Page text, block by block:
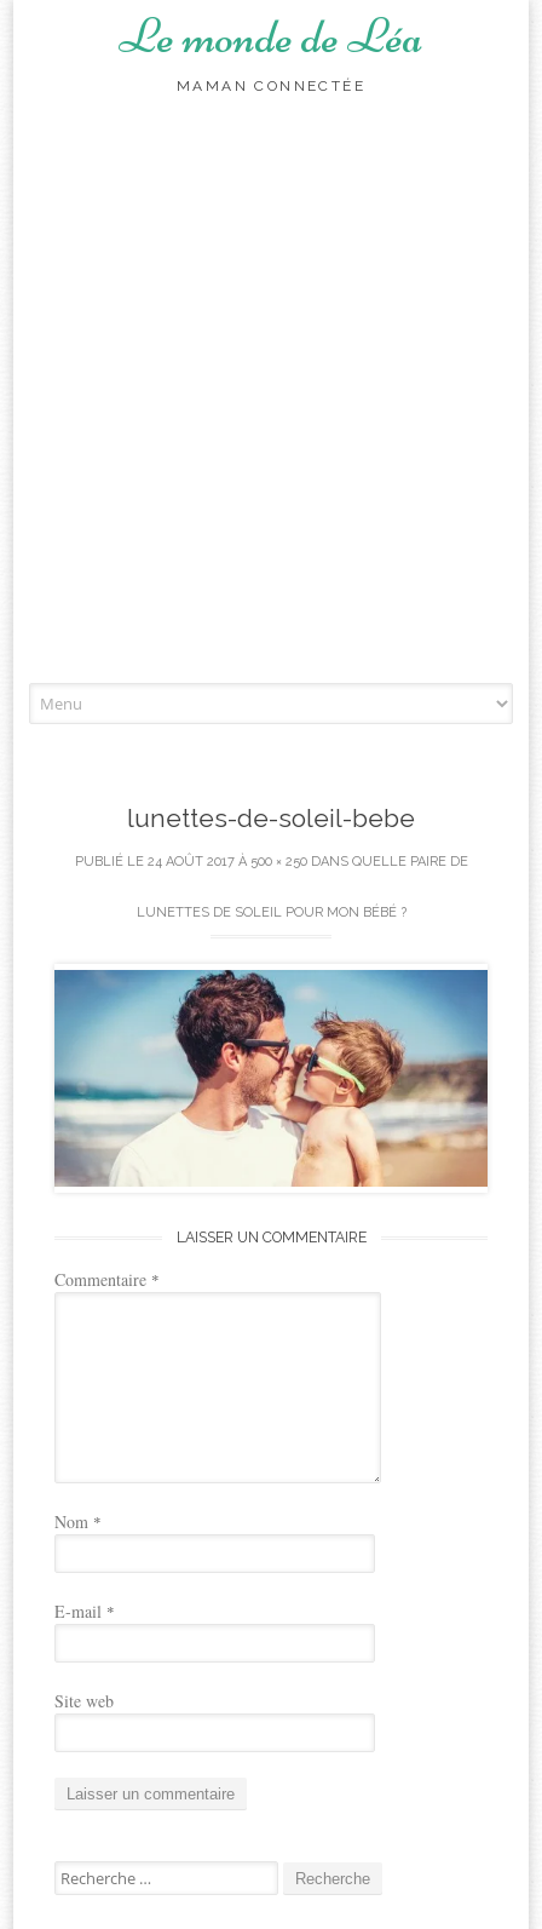
Le monde de Léa
MAMAN CONNECTÉE
à
lunettes-de-soleil-bebe
PUBLIÉ LE 24 AOÛT 2017À 500 × 250DANS QUELLE PAIRE DE
LUNETTES DE SOLEIL POUR MON BÉBÉ ?
LAISSER UN COMMENTAIRE
Commentaire *
Nom *
E-mail *
Site web
Recherche
pour: